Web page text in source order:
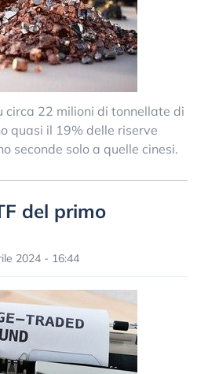
circa 22 milioni di tonnellate di
quasi il 19% delle riserve
seconde solo a quelle cinesi.
del primo
2024 - 16:44